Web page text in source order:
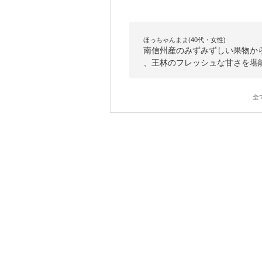
ほっちゃんまま(40代・女性)
南信州産のみずみずしい果物
、王林のフレッシュな甘さを
全